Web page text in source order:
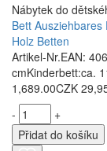
Nábytek do
Bett
Holz Betten
Artikel-Nr.EAN:
cmKinderbett:ca.
1,689.00CZK
-
+
Přidat do košíku